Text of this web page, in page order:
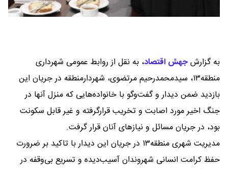
به گزارشجهش اقتصاد، به نقل از روابط عمومی شهرداری
منطقه۱۳، سیدمحمدرحیم مرتضوی، شهردارمنطقه در جریان این
بازدید ضمن دیدار و گفت‌و‌گو با خانواده‌هایی که منزل آنها در
جنگ اخیر مورد اصابت و تخریب قرارگرفته و غیر قابل سکونت
بود، در جریان مسائل و نیاز‌های آنان قرار گرفت.
مدیریت شهری منطقه۱۳ در جریان این دیدار با تاکید بر ضرورت
حفظ کرامت انسانی شهروندان آسیب‌دیده و تسریع بی‌وقفه در